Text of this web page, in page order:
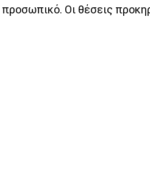
προσωπικό. Οι θέσεις